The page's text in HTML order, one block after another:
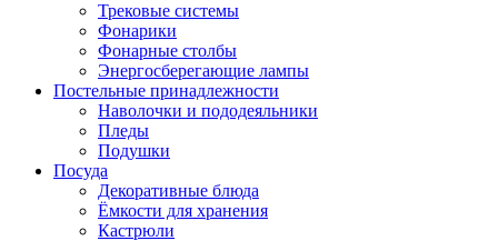
Трековые системы
Фонарики
Фонарные столбы
Энергосберегающие лампы
Постельные принадлежности
Наволочки и пододеяльники
Пледы
Подушки
Посуда
Декоративные блюда
Ёмкости для хранения
Кастрюли